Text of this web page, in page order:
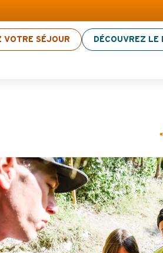
VOTRE SÉJOUR DÉCOUVREZ LE
d’activités ! > cliquez
Lanta